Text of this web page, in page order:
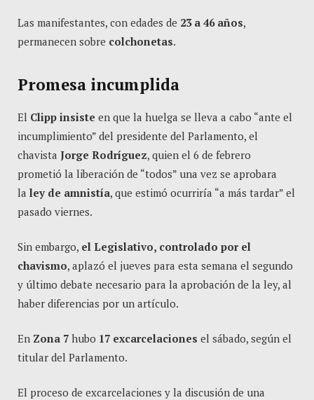
Las manifestantes, con edades de 23 a 46 años,
permanecen sobre colchonetas.
Promesa incumplida
El Clipp insiste en que la huelga se lleva a cabo “ante el
incumplimiento” del presidente del Parlamento, el
chavista Jorge Rodríguez, quien el 6 de febrero
prometió la liberación de “todos” una vez se aprobara
la ley de amnistía, que estimó ocurriría “a más tardar” el
pasado viernes.
Sin embargo, el Legislativo, controlado por el
chavismo, aplazó el jueves para esta semana el segundo
y último debate necesario para la aprobación de la ley, al
haber diferencias por un artículo.
En Zona 7 hubo 17 excarcelaciones el sábado, según el
titular del Parlamento.
El proceso de excarcelaciones y la discusión de una